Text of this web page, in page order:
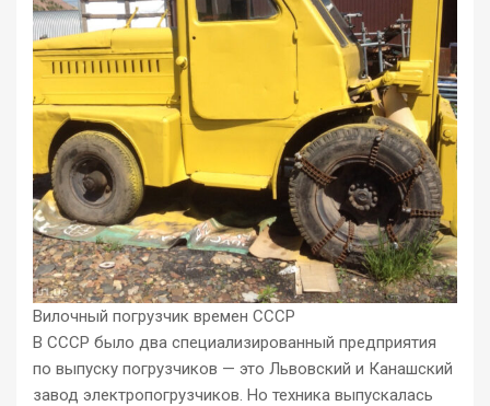
Вилочный погрузчик времен СССР
В СССР было два специализированный предприятия
по выпуску погрузчиков — это Львовский и Канашский
завод электропогрузчиков. Но техника выпускалась